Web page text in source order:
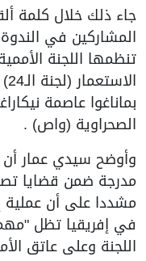
جاء ذلك خلال كلمة
المشاركين في
تنظمها اللجنة
بماناغوا عاصمة
الصحراوية (واص) .
وأوضح سيدي عمار أن
مشددا على أن عملية
في إفريقيا تظل
اللجنة وعلى عاتق